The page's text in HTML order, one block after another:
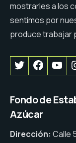
mostrarles a los
sentimos por
produce trabajar
Fondo de
Azúcar
Dirección: Calle